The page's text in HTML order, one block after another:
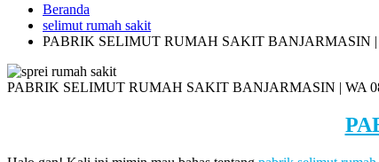
Beranda
selimut rumah sakit
PABRIK SELIMUT RUMAH SAKIT BANJARMASIN |
PABRIK SELIMUT RUMAH SAKIT BANJARMASIN | WA